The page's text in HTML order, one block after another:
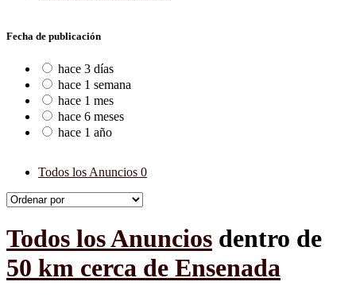
Fecha de publicación
hace 3 días
hace 1 semana
hace 1 mes
hace 6 meses
hace 1 año
Todos los Anuncios 0
Todos los Anuncios dentro de
50 km cerca de Ensenada